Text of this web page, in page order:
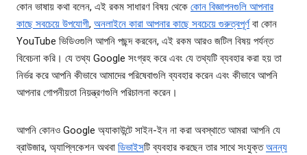
কোন ভাষায় কথা বলেন, এই রকম সাধারণ বিষয় থেকে কোন বিজ্ঞাপনগুলি আপনার
কাছে সবচেয়ে উপযোগী, অনলাইনে কারা আপনার কাছে সবচেয়ে গুরুত্বপূর্ণবা কোন
YouTube ভিডিওগুলি আপনি পছন্দ করবেন, এই রকম আরও জটিল বিষয় পর্যন্ত
বিবেচনা করি। যে তথ্য Google সংগ্রহ করে এবং যে তথ্যটি ব্যবহার করা হয় তা
নির্ভর করে আপনি কীভাবে আমাদের পরিষেবাগুলি ব্যবহার করেন এবং কীভাবে আপনি
আপনার গোপনীয়তা নিয়ন্ত্রণগুলি পরিচালনা করেন।
আপনি কোনও Google অ্যাকাউন্টে সাইন-ইন না করা অবস্থাতে আমরা আপনি যে
ব্রাউজার, অ্যাপ্লিকেশন অথবা ডিভাইসটি ব্যবহার করছেন তার সাথে সংযুক্তঅনন্য